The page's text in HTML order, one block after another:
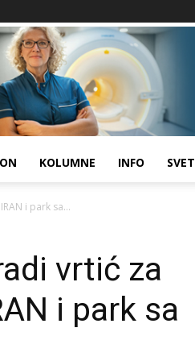
KOLUMNE INFO SVET
i park sa...
vrtić za
i park sa